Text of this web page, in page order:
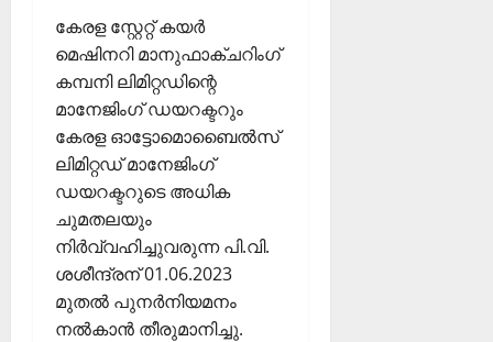
കേരള സ്റ്റേറ്റ് കയര്‍
മെഷിനറി മാനുഫാക്ചറിംഗ്
കമ്പനി ലിമിറ്റഡിന്റെ
മാനേജിംഗ് ഡയറക്ടറും
കേരള ഓട്ടോമൊബൈല്‍സ്
ലിമിറ്റഡ് മാനേജിംഗ്
ഡയറക്ടറുടെ അധിക
ചുമതലയും
നിര്‍വ്വഹിച്ചുവരുന്ന പി.വി.
ശശീന്ദ്രന് 01.06.2023
മുതല്‍ പുനര്‍നിയമനം
നല്‍കാന്‍ തീരുമാനിച്ചു.